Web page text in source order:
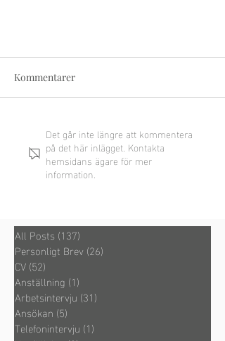
Kommentarer
Det går inte längre att kommentera
på det här inlägget. Kontakta
hemsidans ägare för mer
information.
All Posts (137)
Personligt Brev (26)
CV(52)
Anställning (1)
Arbetsintervju (31)
Ansökan (5)
Telefonintervju (1)